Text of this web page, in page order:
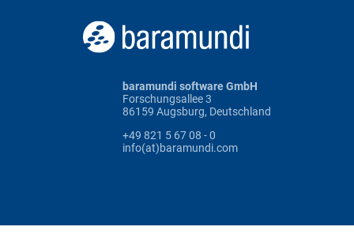
baramundi software GmbH
Forschungsallee 3
86159 Augsburg, Deutschland
+49 821 5 67 08 - 0
info(at)baramundi.com